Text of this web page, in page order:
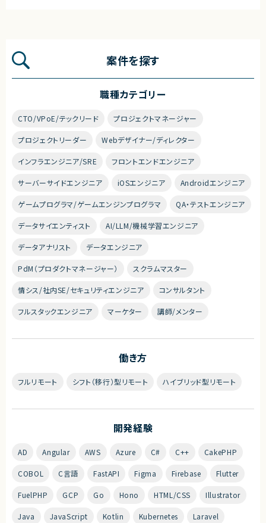
案件を探す
職種カテゴリー
CTO/VPoE/テックリード プロジェクトマネージャー
プロジェクトリーダー Webデザイナー/ディレクター
インフラエンジニア/SRE フロントエンドエンジニア
サーバーサイドエンジニア iOSエンジニア Androidエンジニア
ゲームプログラマ/ゲームエンジンプログラマ QA・テストエンジニア
データサイエンティスト AI/LLM/機械学習エンジニア
データアナリスト データエンジニア
PdM（プロダクトマネージャー） スクラムマスター
情シス/社内SE/セキュリティエンジニア コンサルタント
フルスタックエンジニア マーケター 講師/メンター
働き方
フルリモート シフト（移行）型リモート ハイブリッド型リモート
開発経験
AD Angular AWS Azure C# C++ CakePHP
COBOL C言語 FastAPI Figma Firebase Flutter
FuelPHP GCP Go Hono HTML/CSS Illustrator
Java JavaScript Kotlin Kubernetes Laravel